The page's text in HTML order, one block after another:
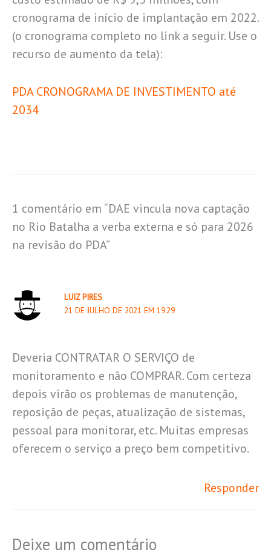
cronograma de início de implantação em 2022.
(o cronograma completo no link a seguir. Use o
recurso de aumento da tela):
PDA CRONOGRAMA DE INVESTIMENTO até
2034
1 comentário em “DAE vincula nova captação
no Rio Batalha a verba externa e só para 2026
na revisão do PDA”
LUIZ PIRES
21 DE JULHO DE 2021 EM 19:29
Deveria CONTRATAR O SERVIÇO de
monitoramento e não COMPRAR. Com certeza
depois virão os problemas de manutenção,
reposição de peças, atualização de sistemas,
pessoal para monitorar, etc. Muitas empresas
oferecem o serviço a preço bem competitivo.
Responder
Deixe um comentário